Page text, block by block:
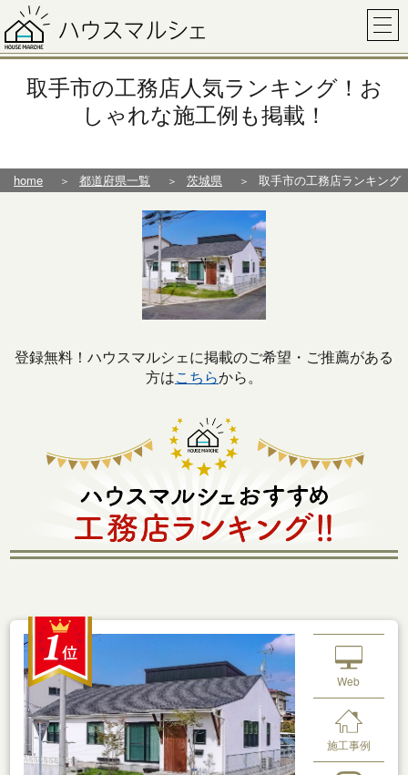
取手市の工務店人気ランキング！お
しゃれな施工例も掲載！
home 都道府県一覧 茨城県 取手市の工務店ランキング
登録無料！ハウスマルシェに掲載のご希望・ご推薦がある
方はこちらから。
Web
施工事例